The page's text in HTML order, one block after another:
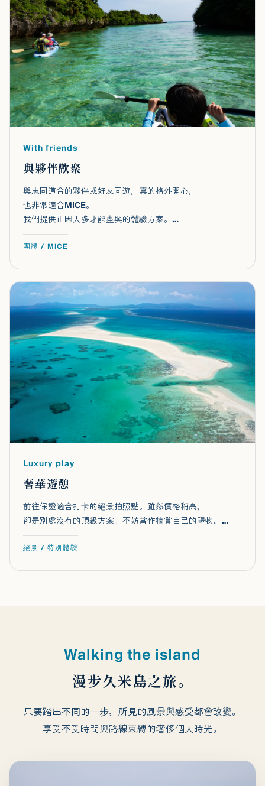
With friends
與夥伴歡聚
與志同道合的夥伴或好友同遊，真的格外開心，
也非常適合MICE。
我們提供正因人多才能盡興的體驗方案。…
團體 / MICE
Luxury play
奢華遊憩
前往保證適合打卡的絕景拍照點。雖然價格稍高，
卻是別處沒有的頂級方案。不妨當作犒賞自己的禮物。…
絕景 / 特別體驗
Walking the island
漫步久米島之旅。
只要踏出不同的一步，所見的風景與感受都會改變。
享受不受時間與路線束縛的奢侈個人時光。